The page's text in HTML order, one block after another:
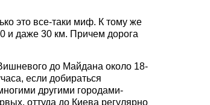
это все-таки миф. К тому же
и даже 30 км. Причем дорога
до Майдана около 18-
если добираться
другими городами-
оттуда до Киева регулярно